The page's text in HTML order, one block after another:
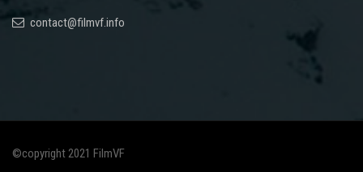
contact@filmvf.info
©copyright 2021 FilmVF